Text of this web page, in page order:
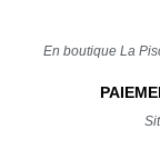
En boutique La